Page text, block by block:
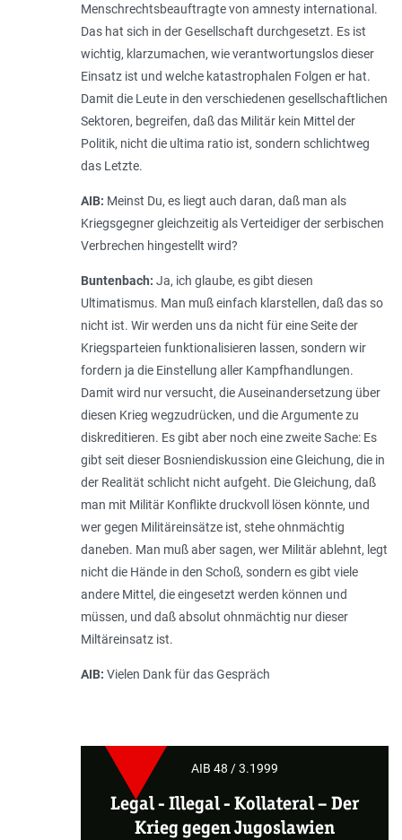
Menschrechtsbeauftragte von amnesty international.
Das hat sich in der Gesellschaft durchgesetzt. Es ist
wichtig, klarzumachen, wie verantwortungslos dieser
Einsatz ist und welche katastrophalen Folgen er hat.
Damit die Leute in den verschiedenen gesellschaftlichen
Sektoren, begreifen, daß das Militär kein Mittel der
Politik, nicht die ultima ratio ist, sondern schlichtweg
das Letzte.
AIB: Meinst Du, es liegt auch daran, daß man als
Kriegsgegner gleichzeitig als Verteidiger der serbischen
Verbrechen hingestellt wird?
Buntenbach: Ja, ich glaube, es gibt diesen
Ultimatismus. Man muß einfach klarstellen, daß das so
nicht ist. Wir werden uns da nicht für eine Seite der
Kriegsparteien funktionalisieren lassen, sondern wir
fordern ja die Einstellung aller Kampfhandlungen.
Damit wird nur versucht, die Auseinandersetzung über
diesen Krieg wegzudrücken, und die Argumente zu
diskreditieren. Es gibt aber noch eine zweite Sache: Es
gibt seit dieser Bosniendiskussion eine Gleichung, die in
der Realität schlicht nicht aufgeht. Die Gleichung, daß
man mit Militär Konflikte druckvoll lösen könnte, und
wer gegen Militäreinsätze ist, stehe ohnmächtig
daneben. Man muß aber sagen, wer Militär ablehnt, legt
nicht die Hände in den Schoß, sondern es gibt viele
andere Mittel, die eingesetzt werden können und
müssen, und daß absolut ohnmächtig nur dieser
Miltäreinsatz ist.
AIB: Vielen Dank für das Gespräch
AIB 48 / 3.1999
Legal - Illegal - Kollateral–Der
Krieg gegen Jugoslawien